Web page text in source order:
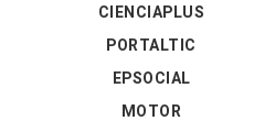
CIENCIAPLUS
PORTALTIC
EPSOCIAL
MOTOR